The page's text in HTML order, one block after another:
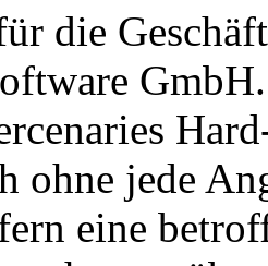
die
ohne jede
eine